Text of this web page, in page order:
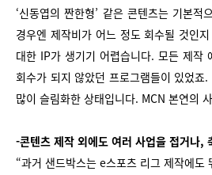
‘신동엽의 짠한형’ 같은 콘텐츠는 기본
경우엔 제작비가 어느 정도 회수될 것인
대한 IP가 생기기 어렵습니다. 모든 제작
회수가 되지 않았던 프로그램들이 있었
많이 슬림화한 상태입니다. MCN 본연의
-콘텐츠 제작 외에도 여러 사업을 접거나,
“과거 샌드박스는 e스포츠 리그 제작에도